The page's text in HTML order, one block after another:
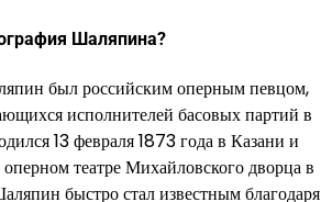
Шаляпина?
был российским оперным певцом,
исполнителей басовых партий в
13 февраля 1873 года в Казани и
театре Михайловского дворца в
быстро стал известным благодаря